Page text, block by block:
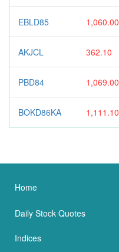
EBLD85 1,060.00
AKJCL 362.10
PBD84 1,069.00
BOKD86KA 1,111.10
Home
Daily Stock Quotes
Indices